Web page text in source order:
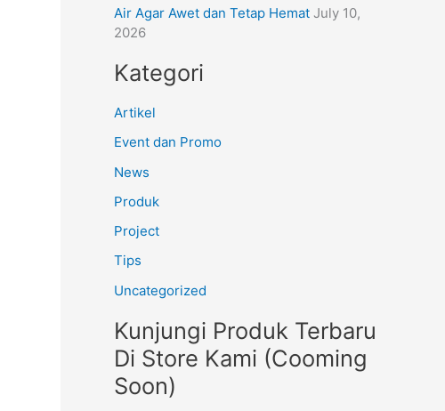
Air Agar Awet dan Tetap Hemat July 10,
2026
Kategori
Artikel
Event dan Promo
News
Produk
Project
Tips
Uncategorized
Kunjungi Produk Terbaru
Di Store Kami (Cooming
Soon)